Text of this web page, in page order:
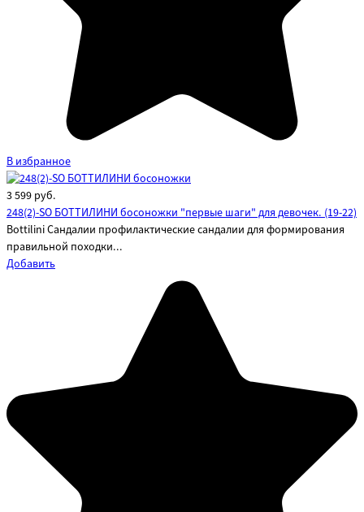
В избранное
3 599 руб.
248(2)-SO БОТТИЛИНИ босоножки "первые шаги" для девочек. (19-22)
Bottilini Сандалии профилактические сандалии для формирования
правильной походки...
Добавить